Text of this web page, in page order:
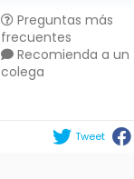
Preguntas más
frecuentes
Recomienda a un
colega
Tweet